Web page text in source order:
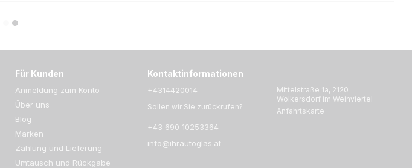
Für Kunden
Anmeldung zum Konto
Über uns
Blog
Marken
Zahlung und Lieferung
Umtausch und Rückgabe
Kontaktinformationen
+4314420014
Sollen wir Sie zurückrufen?
+43 690 10253364
info@ihrautoglas.at
Mittelstraße 1a, 2120
Wolkersdorf im Weinviertel
Anfahrtskarte